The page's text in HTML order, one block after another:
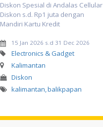
Diskon Spesial di Andalas Cellular
Diskon s.d. Rp1 juta dengan
Mandiri Kartu Kredit
15 Jan 2026 s.d 31 Dec 2026
Electronics & Gadget
Kalimantan
Diskon
kalimantan,balikpapan